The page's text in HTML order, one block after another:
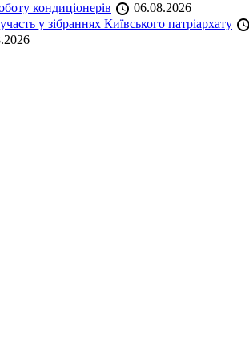
кондиціонерів
06.08.2026
у зібраннях Київського патріархату